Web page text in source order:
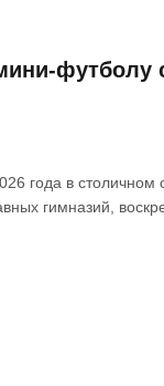
футболу
года в
гимназий,